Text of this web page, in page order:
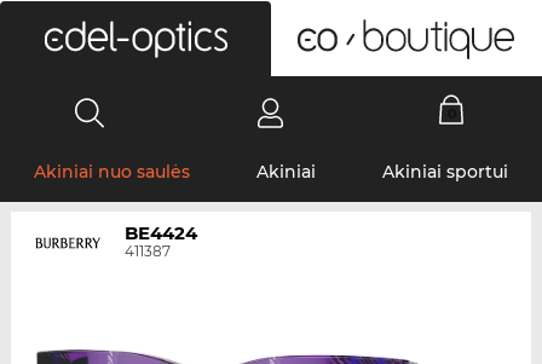
Akiniai nuo saulės Akiniai Akiniai sportui
BE4424
411387